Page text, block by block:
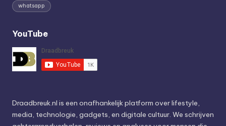
whatsapp
YouTube
Draadbreuk.nl is een onafhankelijk platform over lifestyle,
media, technologie, gadgets, en digitale cultuur. We schrijven